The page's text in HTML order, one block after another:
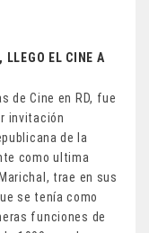
LLEGO EL CINE A
de Cine en RD, fue
invitación
de la
como ultima
trae en sus
se tenía como
funciones de